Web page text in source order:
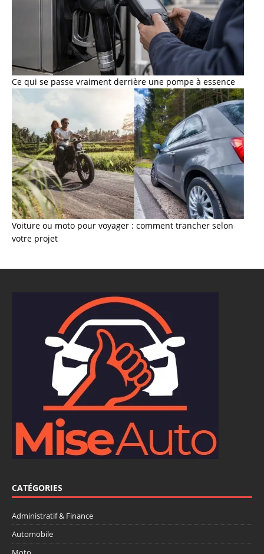
Ce qui se passe vraiment derrière une pompe à essence
Voiture ou moto pour voyager : comment trancher selon
votre projet
CATÉGORIES
Administratif & Finance
Automobile